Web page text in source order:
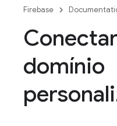
Firebase
domínio